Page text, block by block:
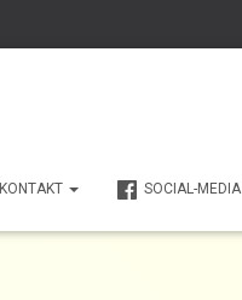
KONTAKT SOCIAL-MEDIA